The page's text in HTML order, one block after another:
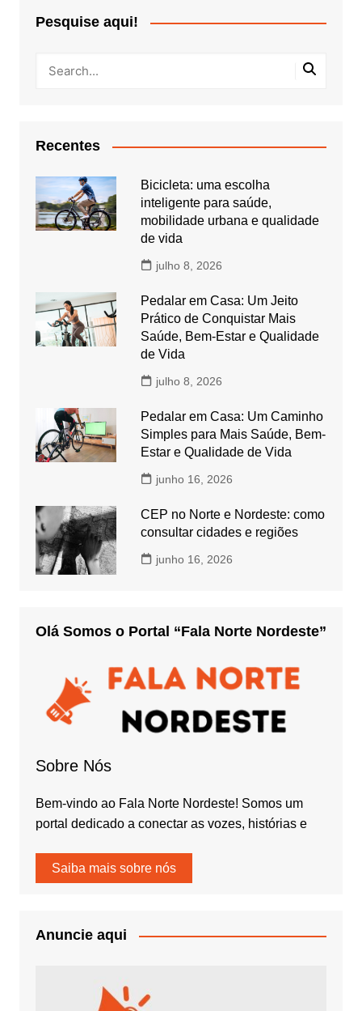
Pesquise aqui!
Recentes
Bicicleta: uma escolha
inteligente para saúde,
mobilidade urbana e qualidade
de vida
julho 8, 2026
Pedalar em Casa: Um Jeito
Prático de Conquistar Mais
Saúde, Bem-Estar e Qualidade
de Vida
julho 8, 2026
Pedalar em Casa: Um Caminho
Simples para Mais Saúde, Bem-
Estar e Qualidade de Vida
junho 16, 2026
CEP no Norte e Nordeste: como
consultar cidades e regiões
junho 16, 2026
Olá Somos o Portal “Fala Norte Nordeste”
Sobre Nós
Bem-vindo ao Fala Norte Nordeste! Somos um
portal dedicado a conectar as vozes, histórias e
Saiba mais sobre nós
Anuncie aqui